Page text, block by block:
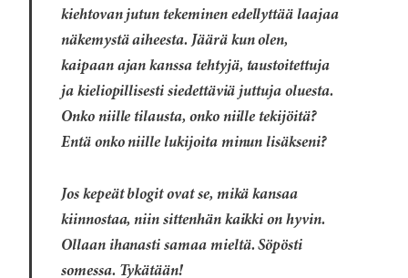
kiehtovan jutun tekeminen edellyttää laajaa
näkemystä aiheesta. Jäärä kun olen,
kaipaan ajan kanssa tehtyjä, taustoitettuja
ja kieliopillisesti siedettäviä juttuja oluesta.
Onko niille tilausta, onko niille tekijöitä?
Entä onko niille lukijoita minun lisäkseni?
Jos kepeät blogit ovat se, mikä kansaa
kiinnostaa, niin sittenhän kaikki on hyvin.
Ollaan ihanasti samaa mieltä. Söpösti
somessa. Tykätään!